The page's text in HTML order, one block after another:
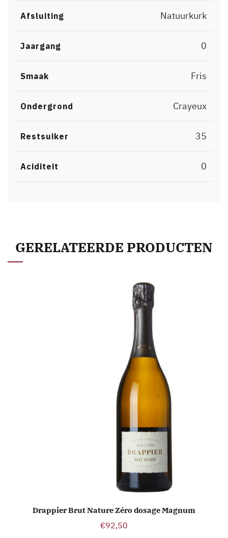
Afsluiting Natuurkurk
Jaargang 0
Smaak Fris
Ondergrond Crayeux
Restsuiker 35
Aciditeit 0
GERELATEERDE PRODUCTEN
TOEVOEGEN AAN WINKELWAGEN
Drappier Brut Nature Zéro dosage Magnum
€92,50